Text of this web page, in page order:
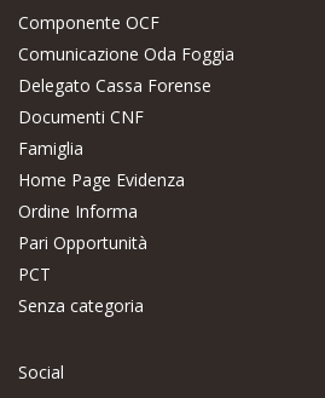
Componente OCF
Comunicazione Oda Foggia
Delegato Cassa Forense
Documenti CNF
Famiglia
Home Page Evidenza
Ordine Informa
Pari Opportunità
PCT
Senza categoria
Social